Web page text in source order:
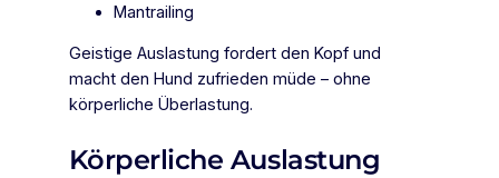
Mantrailing
Geistige Auslastung fordert den Kopf und
macht den Hund zufrieden müde – ohne
körperliche Überlastung.
Körperliche Auslastung